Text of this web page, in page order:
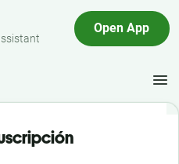
Open App